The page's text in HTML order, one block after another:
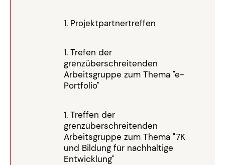
1. Projektpartnertreffen
1. Trefen der
grenzüberschreitenden
Arbeitsgruppe zum Thema "e-
Portfolio"
1. Treffen der
grenzüberschreitenden
Arbeitsgruppe zum Thema "7K
und Bildung für nachhaltige
Entwicklung"